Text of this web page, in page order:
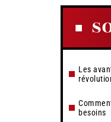
Les
besoins